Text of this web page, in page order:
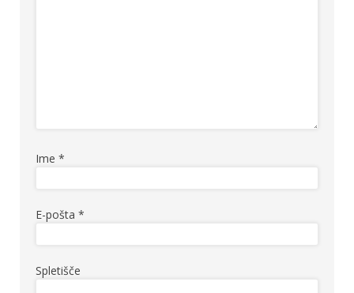
Ime *
E-pošta *
Spletišče